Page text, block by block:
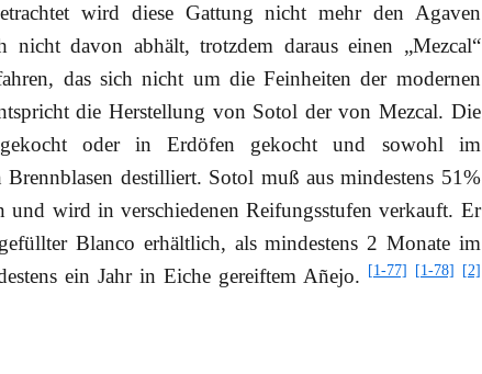
wird diese Gattung nicht mehr den Agaven
nicht davon abhält, trotzdem daraus einen „Mezcal“
das sich nicht um die Feinheiten der modernen
die Herstellung von Sotol der von Mezcal. Die
oder in Erdöfen gekocht und sowohl im
destilliert. Sotol muß aus mindestens 51%
und wird in verschiedenen Reifungsstufen verkauft. Er
Blanco erhältlich, als mindestens 2 Monate im
ein Jahr in Eiche gereiftem Añejo. [1-77] [1-78] [2]